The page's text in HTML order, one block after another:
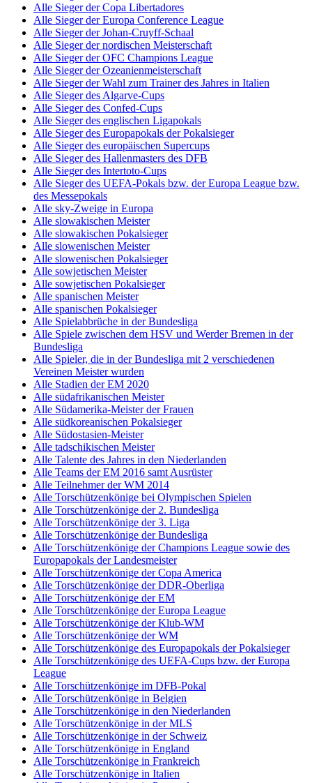
Alle Sieger der Copa Libertadores
Alle Sieger der Europa Conference League
Alle Sieger der Johan-Cruyff-Schaal
Alle Sieger der nordischen Meisterschaft
Alle Sieger der OFC Champions League
Alle Sieger der Ozeanienmeisterschaft
Alle Sieger der Wahl zum Trainer des Jahres in Italien
Alle Sieger des Algarve-Cups
Alle Sieger des Confed-Cups
Alle Sieger des englischen Ligapokals
Alle Sieger des Europapokals der Pokalsieger
Alle Sieger des europäischen Supercups
Alle Sieger des Hallenmasters des DFB
Alle Sieger des Intertoto-Cups
Alle Sieger des UEFA-Pokals bzw. der Europa League bzw.
des Messepokals
Alle sky-Zweige in Europa
Alle slowakischen Meister
Alle slowakischen Pokalsieger
Alle slowenischen Meister
Alle slowenischen Pokalsieger
Alle sowjetischen Meister
Alle sowjetischen Pokalsieger
Alle spanischen Meister
Alle spanischen Pokalsieger
Alle Spielabbrüche in der Bundesliga
Alle Spiele zwischen dem HSV und Werder Bremen in der
Bundesliga
Alle Spieler, die in der Bundesliga mit 2 verschiedenen
Vereinen Meister wurden
Alle Stadien der EM 2020
Alle südafrikanischen Meister
Alle Südamerika-Meister der Frauen
Alle südkoreanischen Pokalsieger
Alle Südostasien-Meister
Alle tadschikischen Meister
Alle Talente des Jahres in den Niederlanden
Alle Teams der EM 2016 samt Ausrüster
Alle Teilnehmer der WM 2014
Alle Torschützenkönige bei Olympischen Spielen
Alle Torschützenkönige der 2. Bundesliga
Alle Torschützenkönige der 3. Liga
Alle Torschützenkönige der Bundesliga
Alle Torschützenkönige der Champions League sowie des
Europapokals der Landesmeister
Alle Torschützenkönige der Copa America
Alle Torschützenkönige der DDR-Oberliga
Alle Torschützenkönige der EM
Alle Torschützenkönige der Europa League
Alle Torschützenkönige der Klub-WM
Alle Torschützenkönige der WM
Alle Torschützenkönige des Europapokals der Pokalsieger
Alle Torschützenkönige des UEFA-Cups bzw. der Europa
League
Alle Torschützenkönige im DFB-Pokal
Alle Torschützenkönige in Belgien
Alle Torschützenkönige in den Niederlanden
Alle Torschützenkönige in der MLS
Alle Torschützenkönige in der Schweiz
Alle Torschützenkönige in England
Alle Torschützenkönige in Frankreich
Alle Torschützenkönige in Italien